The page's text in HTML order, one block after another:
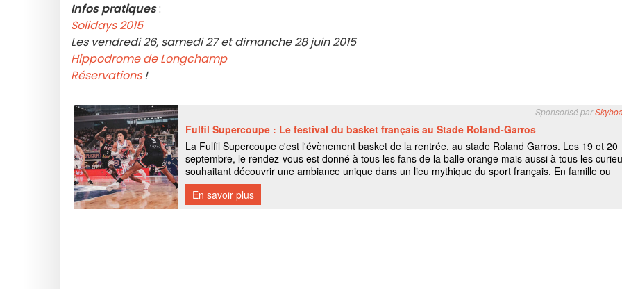
Infos pratiques:
Solidays 2015
Les vendredi 26, samedi 27 et dimanche 28 juin 2015
Hippodrome de Longchamp
Réservations!